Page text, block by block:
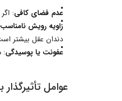
عدم فضای کافی:
زاویه رویش نامناسب
دندان عقل بیشتر
عفونت یا پوسیدگی:
عوامل تأثیرگذار بر